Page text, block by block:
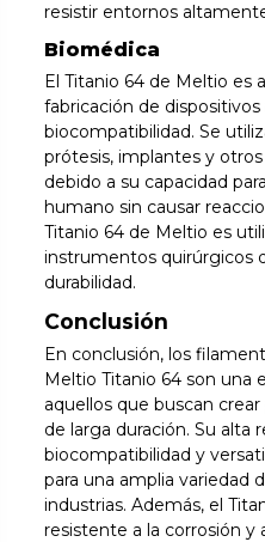
resistir entornos
Biomédica
El Titanio 64 de Meltio es
fabricación de
biocompatibilidad. Se
prótesis, implantes y
debido a su capacidad
humano sin causar
Titanio 64 de Meltio es
instrumentos quirúrgicos
durabilidad.
Conclusión
En conclusión, los
Meltio Titanio 64 son una
aquellos que buscan
de larga duración. Su alta
biocompatibilidad y
para una amplia variedad
industrias. Además, el
resistente a la corrosión y